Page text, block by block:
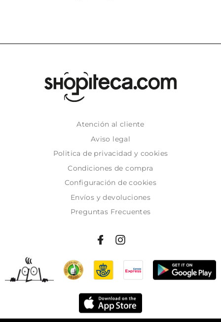
Atención al cliente
Aviso legal
Politica de privacidad y cookies
Condiciones de compra
Configuración de cookies
Envíos y devoluciones
Preguntas Frecuentes